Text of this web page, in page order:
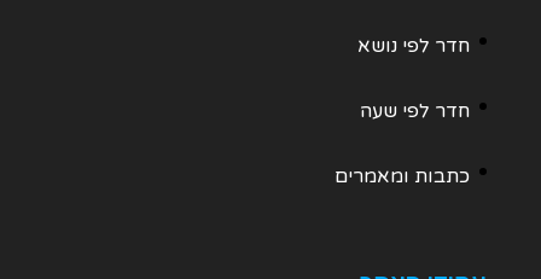
חדר לפי נושא
חדר לפי שעה
כתבות ומאמרים